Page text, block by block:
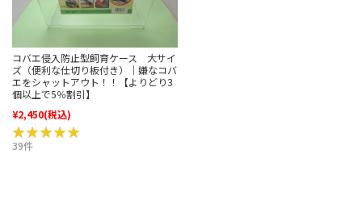
コバエ侵入防止型飼育ケース 大サイ
ズ（便利な仕切り板付き）｜嫌なコバ
エをシャットアウト！！【よりどり3
個以上で5％割引】
¥2,450(税込)
★★★★★
★★★★★
39件